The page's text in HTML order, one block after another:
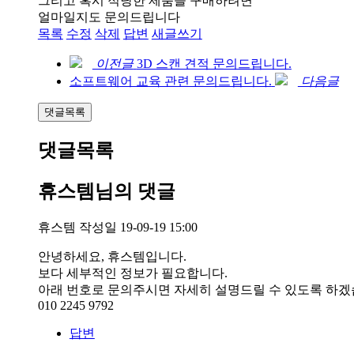
얼마일지도 문의드립니다
목록 수정 삭제 답변 새글쓰기
이전글 3D 스캔 견적 문의드립니다.
소프트웨어 교육 관련 문의드립니다.
다음글
댓글목록
댓글목록
휴스템님의 댓글
휴스템 작성일 19-09-19 15:00
안녕하세요, 휴스템입니다.
보다 세부적인 정보가 필요합니다.
아래 번호로 문의주시면 자세히 설명드릴 수 있도록 하겠
010 2245 9792
답변